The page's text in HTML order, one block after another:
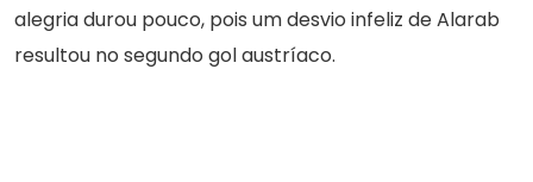
alegria durou pouco, pois um desvio infeliz de Alarab
resultou no segundo gol austríaco.